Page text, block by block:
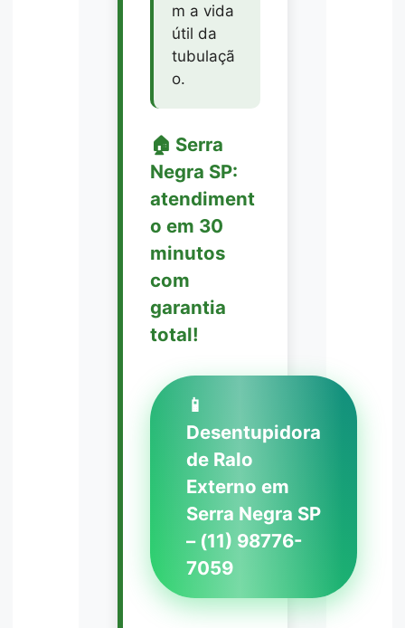
m a vida
útil da
tubulaçã
o.
🏠 Serra
Negra SP:
atendiment
o em 30
minutos
com
garantia
total!
📱
Desentupidora
de Ralo
Externo em
Serra Negra SP
– (11) 98776-
7059